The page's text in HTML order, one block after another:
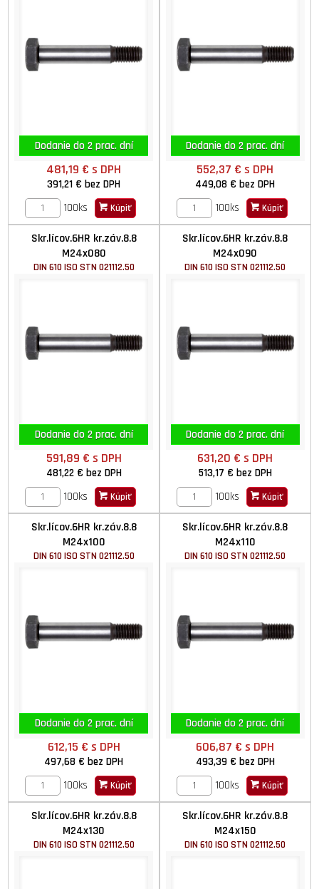
Dodanie do 2 prac. dní
481,19 €s DPH
391,21 €bez DPH
100ks
Kúpiť
Dodanie do 2 prac. dní
552,37 €s DPH
449,08 €bez DPH
100ks
Kúpiť
Skr.lícov.6HR kr.záv.8.8
M24x080
DIN 610 ISO STN 021112.50
Dodanie do 2 prac. dní
591,89 € s DPH
481,22 € bez DPH
100ks
Kúpiť
Skr.lícov.6HR kr.záv.8.8
M24x090
DIN 610 ISO STN 021112.50
Dodanie do 2 prac. dní
631,20 €s DPH
513,17 € bez DPH
100ks
Kúpiť
Skr.lícov.6HR kr.záv.8.8
M24x100
DIN 610 ISO STN 021112.50
Dodanie do 2 prac. dní
612,15 € s DPH
497,68 €bez DPH
100ks
Kúpiť
Skr.lícov.6HR kr.záv.8.8
M24x110
DIN 610 ISO STN 021112.50
Dodanie do 2 prac. dní
606,87 €s DPH
493,39 € bez DPH
100ks
Kúpiť
Skr.lícov.6HR kr.záv.8.8
M24x130
DIN 610 ISO STN 021112.50
Skr.lícov.6HR kr.záv.8.8
M24x150
DIN 610 ISO STN 021112.50